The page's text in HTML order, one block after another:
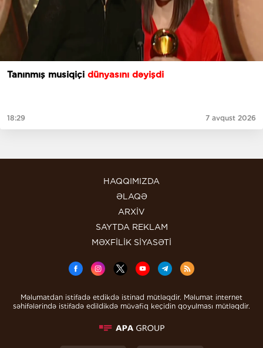
Tanınmış musiqiçi dünyasını dəyişdi
18:29 7 avqust 2026
HAQQIMIZDA
ƏLAQƏ
ARXİV
SAYTDA REKLAM
MƏXFİLİK SİYASƏTİ
Məlumatdan istifadə etdikdə istinad mütləqdir. Məlumat internet
səhifələrində istifadə edildikdə müvafiq keçidin qoyulması mütləqdir.